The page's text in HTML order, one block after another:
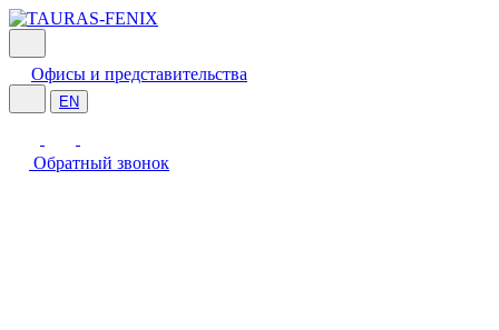
Офисы и представительства
EN
Обратный звонок